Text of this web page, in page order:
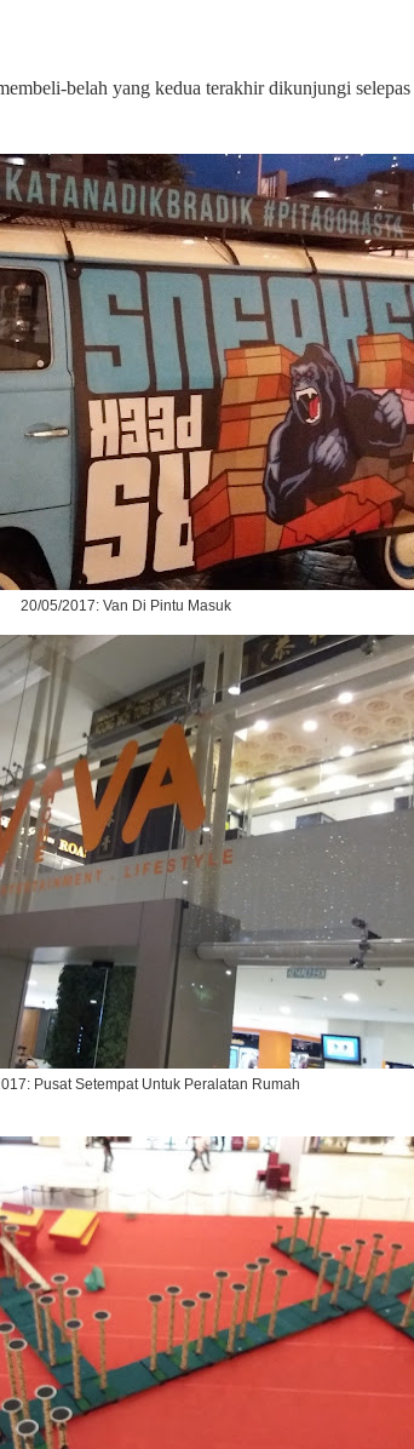
belah yang kedua terakhir dikunjungi selepas
20/05/2017: Van Di Pintu Masuk
Pusat Setempat Untuk Peralatan Rumah